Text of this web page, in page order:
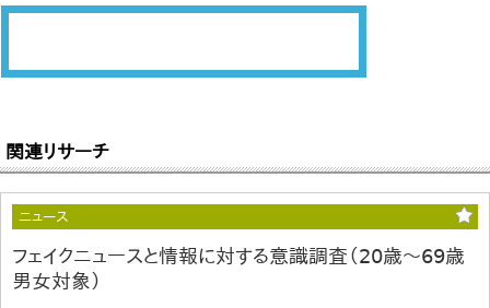
関連リサーチ
ニュース
フェイクニュースと情報に対する意識調査（20歳～69歳
男女対象）